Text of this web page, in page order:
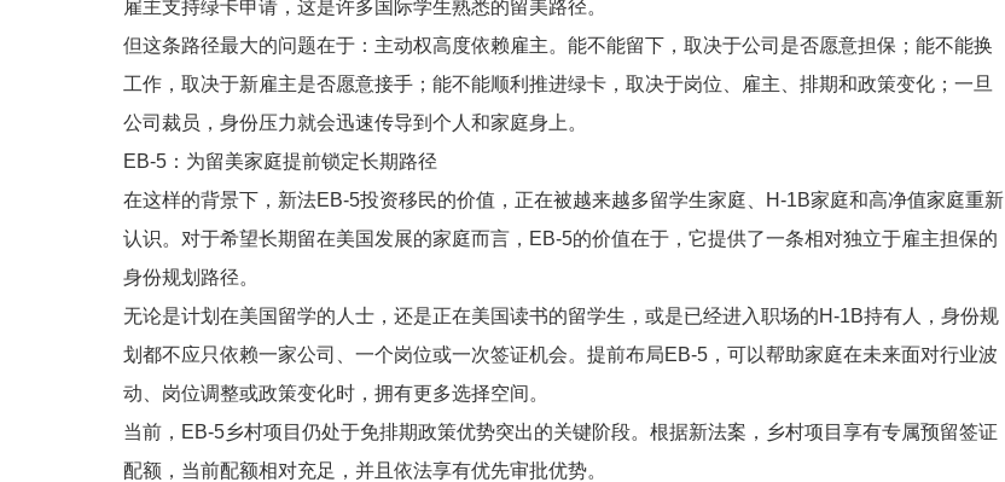
雇主支持绿卡申请，这是许多国际学生熟悉的留美路径。
但这条路径最大的问题在于：主动权高度依赖雇主。能不能留下，取决于公司是否愿意担保；能不能换
工作，取决于新雇主是否愿意接手；能不能顺利推进绿卡，取决于岗位、雇主、排期和政策变化；一旦
公司裁员，身份压力就会迅速传导到个人和家庭身上。
EB-5：为留美家庭提前锁定长期路径
在这样的背景下，新法EB-5投资移民的价值，正在被越来越多留学生家庭、H-1B家庭和高净值家庭重新
认识。对于希望长期留在美国发展的家庭而言，EB-5的价值在于，它提供了一条相对独立于雇主担保的
身份规划路径。
无论是计划在美国留学的人士，还是正在美国读书的留学生，或是已经进入职场的H-1B持有人，身份规
划都不应只依赖一家公司、一个岗位或一次签证机会。提前布局EB-5，可以帮助家庭在未来面对行业波
动、岗位调整或政策变化时，拥有更多选择空间。
当前，EB-5乡村项目仍处于免排期政策优势突出的关键阶段。根据新法案，乡村项目享有专属预留签证
配额，当前配额相对充足，并且依法享有优先审批优势。